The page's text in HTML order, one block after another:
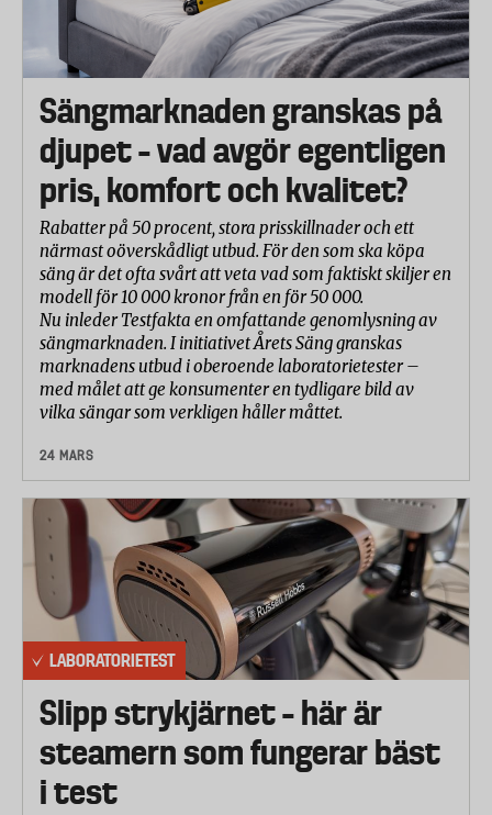
Sängmarknaden granskas på
djupet – vad avgör egentligen
pris, komfort och kvalitet?
Rabatter på 50 procent, stora prisskillnader och ett
närmast oöverskådligt utbud. För den som ska köpa
säng är det ofta svårt att veta vad som faktiskt skiljer en
modell för 10 000 kronor från en för 50 000.
Nu inleder Testfakta en omfattande genomlysning av
sängmarknaden. I initiativet Årets Säng granskas
marknadens utbud i oberoende laboratorietester –
med målet att ge konsumenter en tydligare bild av
vilka sängar som verkligen håller måttet.
24 MARS
LABORATORIETEST
Slipp strykjärnet – här är
steamern som fungerar bäst
i test